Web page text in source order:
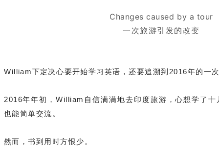
Changes caused by a tour
一次旅游引发的改变
William下定决心要开始学习英语，还要追溯到2016年的一
2016年年初，William自信满满地去印度旅游，心想学了十
也能简单交流。
然而，书到用时方恨少。